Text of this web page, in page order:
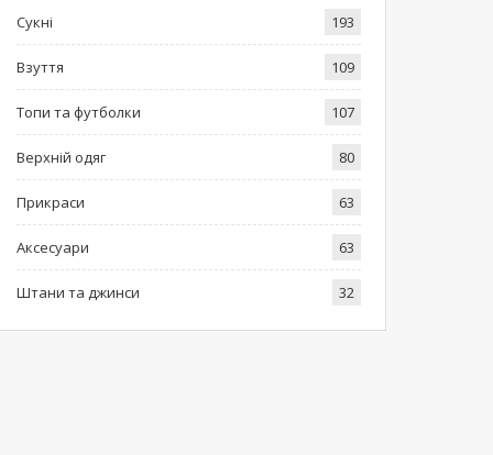
Сукні 193
Взуття 109
Топи та футболки 107
Верхній одяг 80
Прикраси 63
Аксесуари 63
Штани та джинси 32